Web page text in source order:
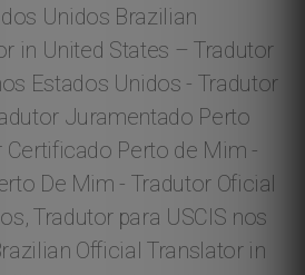
Unidos Brazilian
in United States – Tradutor
Estados Unidos - Tradutor
Juramentado Perto
Certificado Perto de Mim -
De Mim - Tradutor Oficial
Tradutor para USCIS nos
Official Translator in